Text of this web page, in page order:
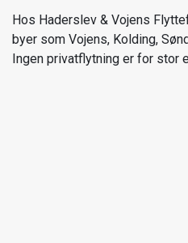
Hos Haderslev & Vojens
byer som Vojens, Kolding,
Ingen privatflytning er for stor